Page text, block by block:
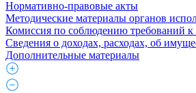
Нормативно-правовые акты
Методические материалы органов
Комиссия по соблюдению требований
Сведения о доходах, расходах, об
Дополнительные материалы